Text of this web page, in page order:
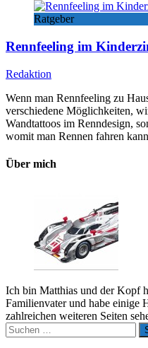
Ratgeber
Rennfeeling im
Redaktion
Wenn man Rennfeeling zu
verschiedene Möglichkeiten,
Wandtattoos im Renndesign,
womit man Rennen fahren
Über mich
Ich bin Matthias und der Kopf
Familienvater und habe einige
zahlreichen weiteren Seiten
Suchen
nach: